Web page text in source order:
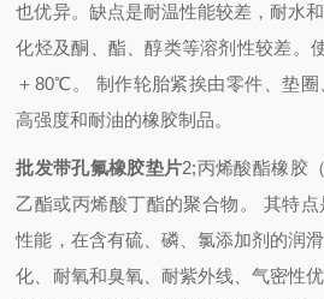
也优异。缺点是耐温性能较差，耐水
化烃及酮、酯、醇类等溶剂性较差。
＋80℃。 制作轮胎紧挨由零件、垫圈
高强度和耐油的橡胶制品。
批发带孔氟橡胶垫片2;丙烯酸酯橡胶
乙酯或丙烯酸丁酯的聚合物。 其特
性能，在含有硫、磷、氯添加剂的润
化、耐氧和臭氧、耐紫外线、气密性